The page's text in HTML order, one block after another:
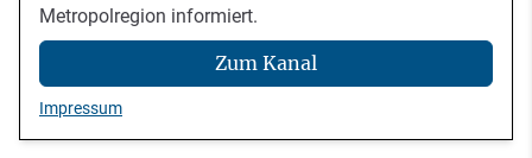
Metropolregion informiert.
Zum Kanal
Impressum